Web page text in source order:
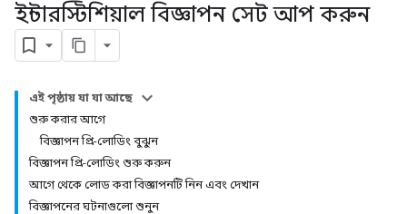
ইন্টারস্টিশিয়াল বিজ্ঞাপন সেট আপ করুন
এই পৃষ্ঠায় যা যা আছে
শুরু করার আগে
বিজ্ঞাপন প্রি-লোডিং বুঝুন
বিজ্ঞাপন প্রি-লোডিং শুরু করুন
আগে থেকে লোড করা বিজ্ঞাপনটি নিন এবং দেখান
বিজ্ঞাপনের ঘটনাগুলো শুনুন